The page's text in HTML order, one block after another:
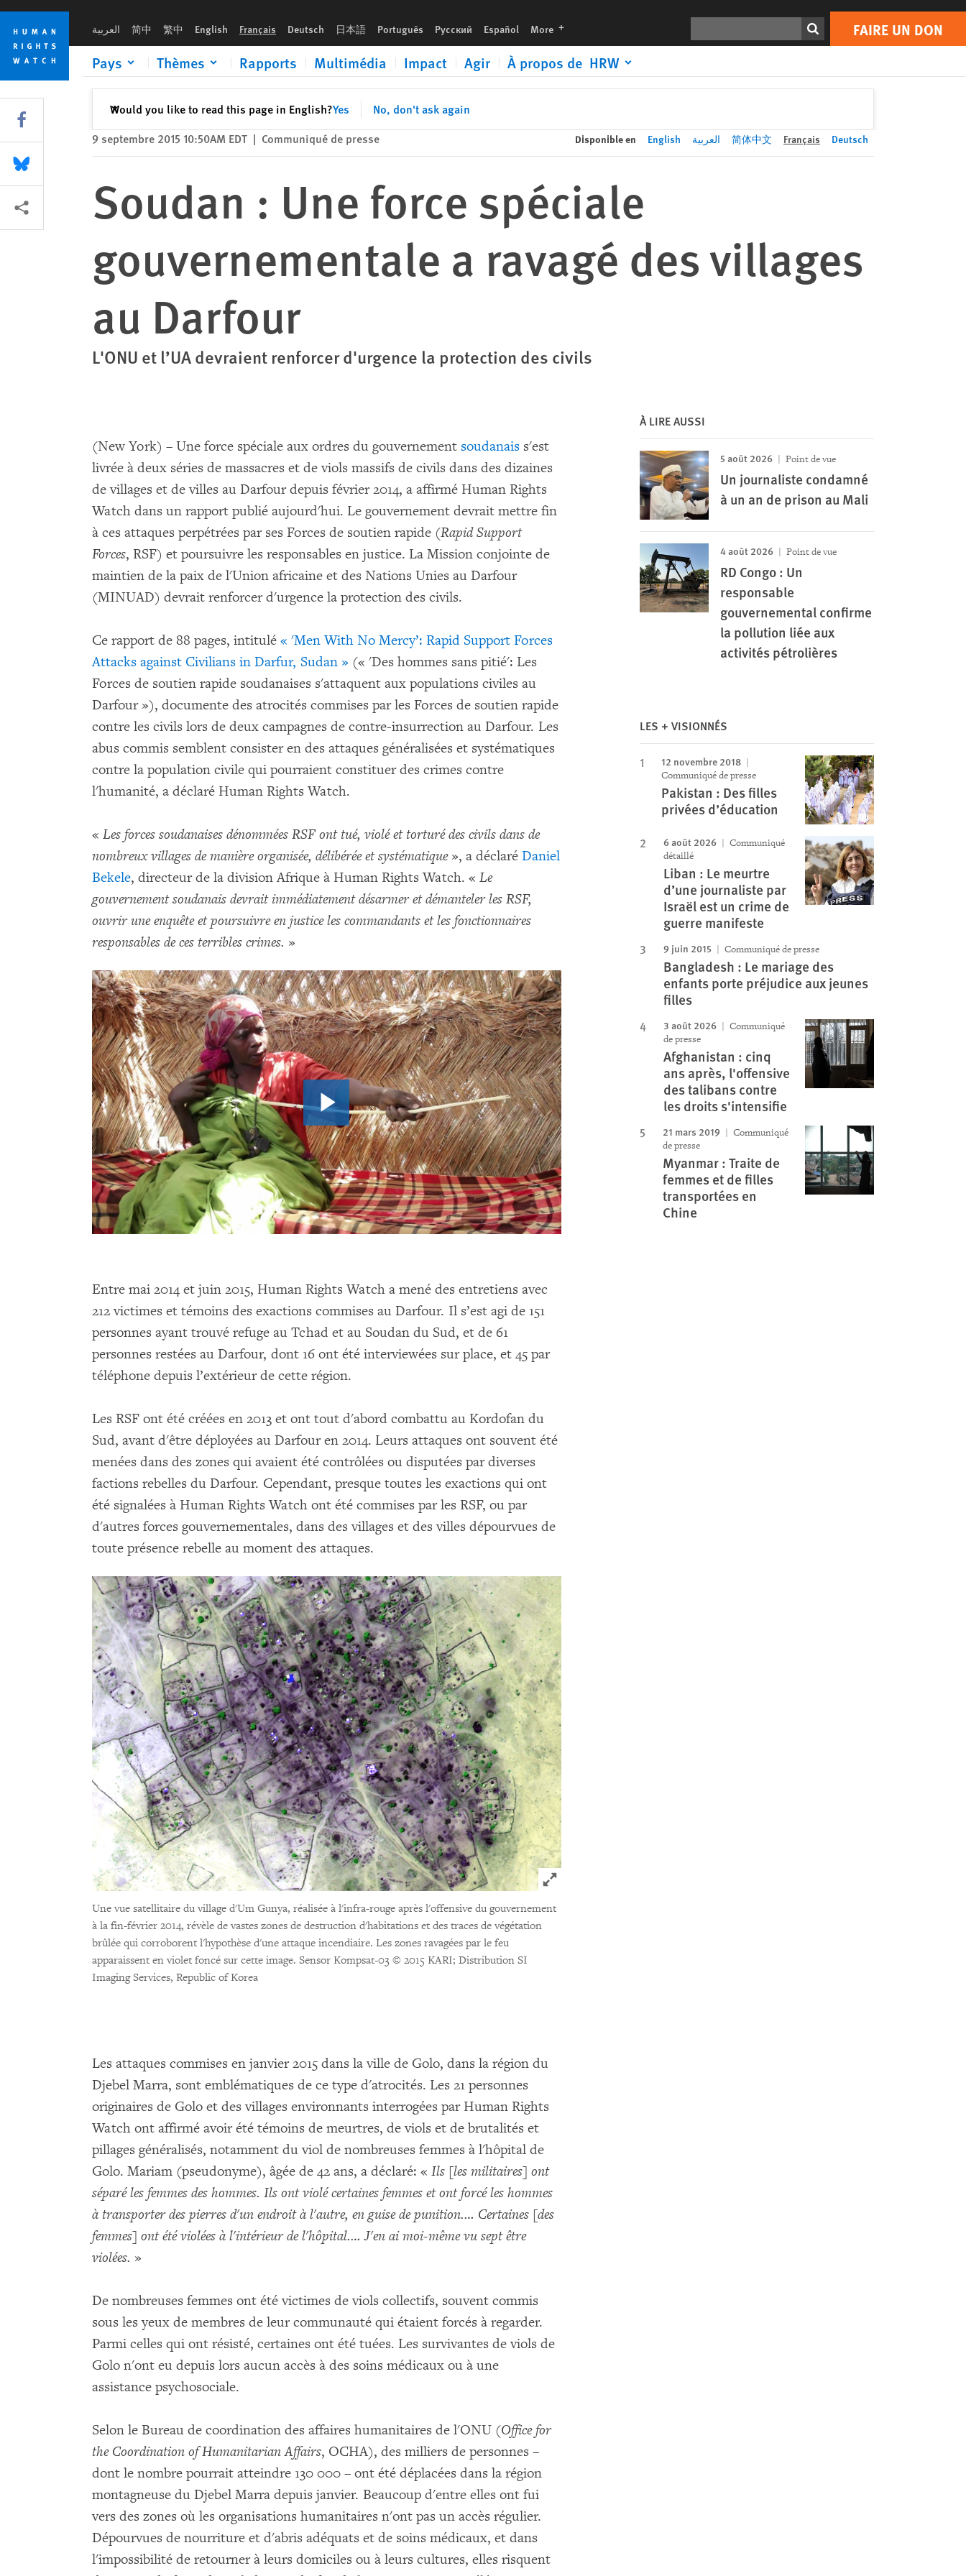
Skip
cookie
privacy
notice
Skip
main
content
العربية 简中 繁中 English Français Deutsch 日本語 Português Русский Español More languages FAIRE UN DON
Pays Thèmes Rapports Multimédia Impact Agir À propos de HRW
Would you like to read this page in English?Yes No, don't ask again
✕Fermer
Print FAIRE UN DON
9 septembre 2015 10:50AM EDT | Communiqué de presse Disponible en English العربية 简体中文 Français Deutsch
Soudan : Une force spéciale
gouvernementale a ravagé des villages
au Darfour
L'ONU et l’UA devraient renforcer d'urgence la protection des civils
(New York) – Une force spéciale aux ordres du gouvernement soudanais s'est
livrée à deux séries de massacres et de viols massifs de civils dans des dizaines
de villages et de villes au Darfour depuis février 2014, a affirmé Human Rights
Watch dans un rapport publié aujourd'hui. Le gouvernement devrait mettre fin
à ces attaques perpétrées par ses Forces de soutien rapide (Rapid Support
Forces, RSF) et poursuivre les responsables en justice. La Mission conjointe de
maintien de la paix de l'Union africaine et des Nations Unies au Darfour
(MINUAD) devrait renforcer d'urgence la protection des civils.
Ce rapport de 88 pages, intitulé « 'Men With No Mercy’: Rapid Support Forces
Attacks against Civilians in Darfur, Sudan » (« 'Des hommes sans pitié': Les
Forces de soutien rapide soudanaises s'attaquent aux populations civiles au
Darfour »), documente des atrocités commises par les Forces de soutien rapide
contre les civils lors de deux campagnes de contre-insurrection au Darfour. Les
abus commis semblent consister en des attaques généralisées et systématiques
contre la population civile qui pourraient constituer des crimes contre
l'humanité, a déclaré Human Rights Watch.
« Les forces soudanaises dénommées RSF ont tué, violé et torturé des civils dans de
nombreux villages de manière organisée, délibérée et systématique », a déclaré Daniel
Bekele, directeur de la division Afrique à Human Rights Watch. « Le
gouvernement soudanais devrait immédiatement désarmer et démanteler les RSF,
ouvrir une enquête et poursuivre en justice les commandants et les fonctionnaires
responsables de ces terribles crimes. »
Entre mai 2014 et juin 2015, Human Rights Watch a mené des entretiens avec
212 victimes et témoins des exactions commises au Darfour. Il s’est agi de 151
personnes ayant trouvé refuge au Tchad et au Soudan du Sud, et de 61
personnes restées au Darfour, dont 16 ont été interviewées sur place, et 45 par
téléphone depuis l’extérieur de cette région.
Les RSF ont été créées en 2013 et ont tout d'abord combattu au Kordofan du
Sud, avant d'être déployées au Darfour en 2014. Leurs attaques ont souvent été
menées dans des zones qui avaient été contrôlées ou disputées par diverses
factions rebelles du Darfour. Cependant, presque toutes les exactions qui ont
été signalées à Human Rights Watch ont été commises par les RSF, ou par
d'autres forces gouvernementales, dans des villages et des villes dépourvues de
toute présence rebelle au moment des attaques.
Click to expand Image
Une vue satellitaire du village d'Um Gunya, réalisée à l'infra-rouge après l'offensive du gouvernement
à la fin-février 2014, révèle de vastes zones de destruction d'habitations et des traces de végétation
brûlée qui corroborent l'hypothèse d'une attaque incendiaire. Les zones ravagées par le feu
apparaissent en violet foncé sur cette image. Sensor Kompsat-03 © 2015 KARI; Distribution SI
Imaging Services, Republic of Korea
Les attaques commises en janvier 2015 dans la ville de Golo, dans la région du
Djebel Marra, sont emblématiques de ce type d'atrocités. Les 21 personnes
originaires de Golo et des villages environnants interrogées par Human Rights
Watch ont affirmé avoir été témoins de meurtres, de viols et de brutalités et
pillages généralisés, notamment du viol de nombreuses femmes à l'hôpital de
Golo. Mariam (pseudonyme), âgée de 42 ans, a déclaré: « Ils [les militaires] ont
séparé les femmes des hommes. Ils ont violé certaines femmes et ont forcé les hommes
à transporter des pierres d'un endroit à l'autre, en guise de punition.… Certaines [des
femmes] ont été violées à l'intérieur de l'hôpital.… J'en ai moi-même vu sept être
violées. »
De nombreuses femmes ont été victimes de viols collectifs, souvent commis
sous les yeux de membres de leur communauté qui étaient forcés à regarder.
Parmi celles qui ont résisté, certaines ont été tuées. Les survivantes de viols de
Golo n'ont eu depuis lors aucun accès à des soins médicaux ou à une
assistance psychosociale.
Selon le Bureau de coordination des affaires humanitaires de l'ONU (Office for
the Coordination of Humanitarian Affairs, OCHA), des milliers de personnes –
dont le nombre pourrait atteindre 130 000 – ont été déplacées dans la région
montagneuse du Djebel Marra depuis janvier. Beaucoup d'entre elles ont fui
vers des zones où les organisations humanitaires n'ont pas un accès régulier.
Dépourvues de nourriture et d'abris adéquats et de soins médicaux, et dans
l'impossibilité de retourner à leurs domiciles ou à leurs cultures, elles risquent
À LIRE AUSSI
5 août 2026 Point de vue
Un journaliste condamné
à un an de prison au Mali
4 août 2026 Point de vue
RD Congo : Un
responsable
gouvernemental confirme
la pollution liée aux
activités pétrolières
LES + VISIONNÉS
12 novembre 2018
Communiqué de presse
Pakistan : Des filles
privées d’éducation
6 août 2026
Communiqué
détaillé
Liban : Le meurtre
d’une journaliste par
Israël est un crime de
guerre manifeste
9 juin 2015 Communiqué de presse
Bangladesh : Le mariage des
enfants porte préjudice aux jeunes
filles
3 août 2026
Communiqué
de presse
Afghanistan : cinq
ans après, l'offensive
des talibans contre
les droits s'intensifie
21 mars 2019
Communiqué
de presse
Myanmar : Traite de
femmes et de filles
transportées en
Chine
Share this via Facebook
Share this via Bluesky
Share this via Partagez